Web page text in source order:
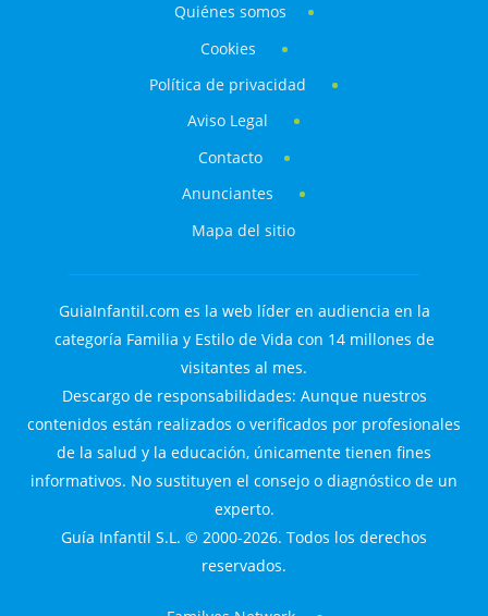
Quiénes somos
Cookies
Política de privacidad
Aviso Legal
Contacto
Anunciantes
Mapa del sitio
GuiaInfantil.com es la web líder en audiencia en la
categoría Familia y Estilo de Vida con 14 millones de
visitantes al mes.
Descargo de responsabilidades: Aunque nuestros
contenidos están realizados o verificados por profesionales
de la salud y la educación, únicamente tienen fines
informativos. No sustituyen el consejo o diagnóstico de un
experto.
Guía Infantil S.L. © 2000-2026. Todos los derechos
reservados.